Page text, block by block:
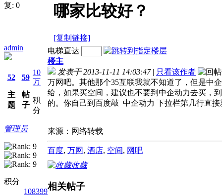
复: 0
哪家比较好？
[复制链接]
admin
52
主
题
59
帖
子
10
万
积
分
管理员
积分
108399
电梯直达
楼主
发表于 2013-11-11 14:03:47 | 只看该作者
万网吧。其他那个35互联我就不知道了，但是中
给，如果买空间，建议也不要到中企动力去买，
的。你自己到百度敲 中企动力 下拉栏第几行直
来源：网络转载
百度, 万网 , 酒店, 空间, 网吧
收藏
相关帖子